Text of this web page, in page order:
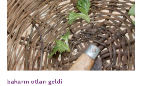
baharın otları geldi